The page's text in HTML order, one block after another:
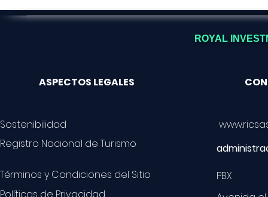
ROYAL
ASPECTOS LEGALES
Sostenibilidad
Registro Nacional de Turismo
Términos y Condiciones del Sitio
PBX